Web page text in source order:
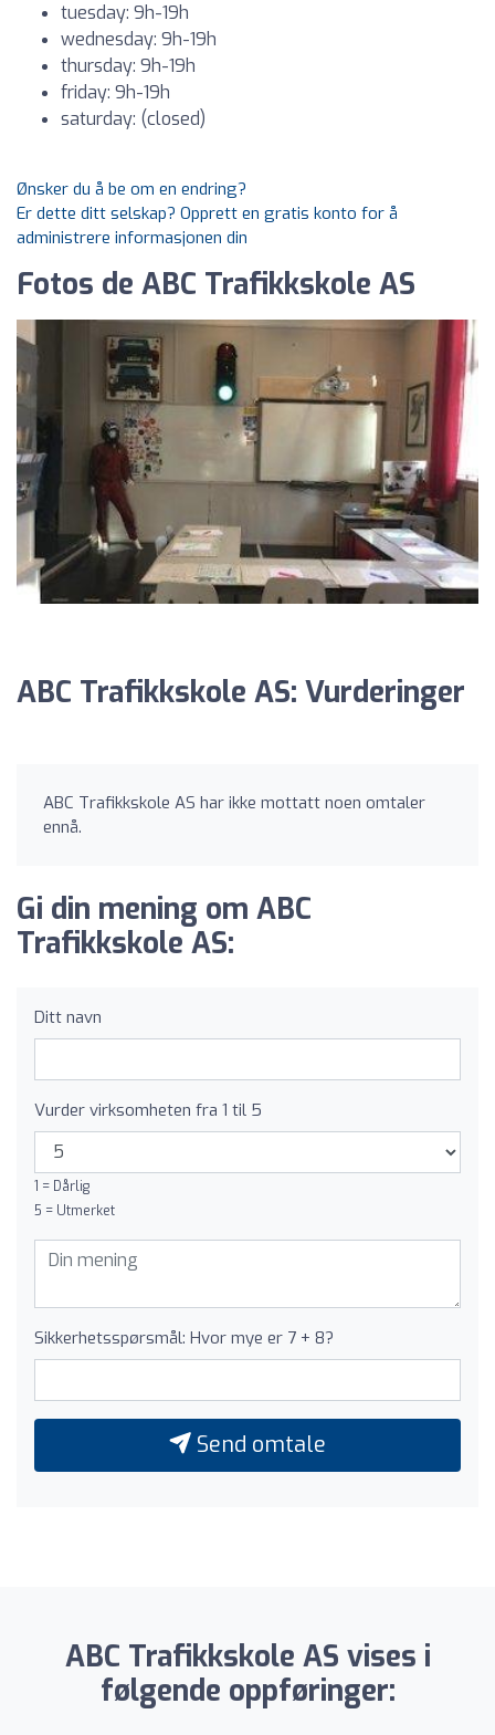
tuesday: 9h-19h
wednesday: 9h-19h
thursday: 9h-19h
friday: 9h-19h
saturday: (closed)
Ønsker du å be om en endring?
Er dette ditt selskap? Opprett en gratis konto for å
administrere informasjonen din
Fotos de ABC Trafikkskole AS
ABC Trafikkskole AS: Vurderinger
ABC Trafikkskole AS har ikke mottatt noen omtaler
ennå.
Gi din mening om ABC
Trafikkskole AS:
Ditt navn
Vurder virksomheten fra 1 til 5
1 = Dårlig
5 = Utmerket
Sikkerhetsspørsmål: Hvor mye er 7 + 8?
Send omtale
ABC Trafikkskole AS vises i
følgende oppføringer: